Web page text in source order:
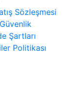
Sözleşmesi
Şartları
Politikası